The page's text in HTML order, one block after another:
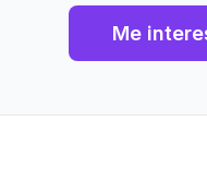
Me